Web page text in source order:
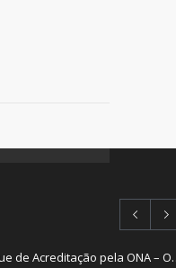
O CCC recebe Prêmio